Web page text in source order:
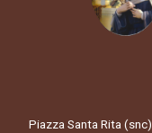
Piazza Santa Rita (snc)